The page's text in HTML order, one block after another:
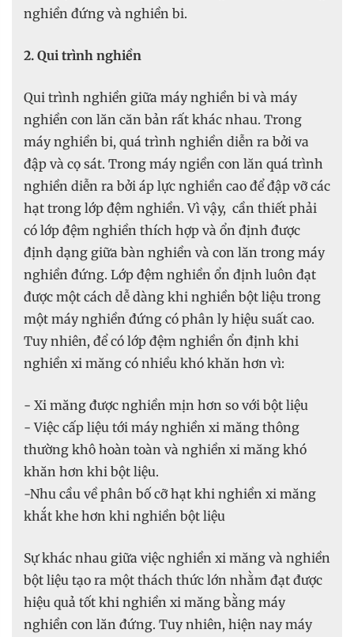
nghiền đứng và nghiền bi.
2. Qui trình nghiền
Qui trình nghiền giữa máy nghiền bi và máy
nghiền con lăn căn bản rất khác nhau. Trong
máy nghiền bi, quá trình nghiền diễn ra bởi va
đập và cọ sát. Trong máy ngiền con lăn quá trình
nghiền diễn ra bởi áp lực nghiền cao để đập vỡ các
hạt trong lớp đệm nghiền. Vì vậy, cần thiết phải
có lớp đệm nghiền thích hợp và ổn định được
định dạng giữa bàn nghiền và con lăn trong máy
nghiền đứng. Lớp đệm nghiền ổn định luôn đạt
được một cách dễ dàng khi nghiền bột liệu trong
một máy nghiền đứng có phân ly hiệu suất cao.
Tuy nhiên, để có lớp đệm nghiền ổn định khi
nghiền xi măng có nhiều khó khăn hơn vì:
- Xi măng được nghiền mịn hơn so với bột liệu
- Việc cấp liệu tới máy nghiền xi măng thông
thường khô hoàn toàn và nghiền xi măng khó
khăn hơn khi bột liệu.
-Nhu cầu về phân bố cỡ hạt khi nghiền xi măng
khắt khe hơn khi nghiền bột liệu
Sự khác nhau giữa việc nghiền xi măng và nghiền
bột liệu tạo ra một thách thức lớn nhằm đạt được
hiệu quả tốt khi nghiền xi măng bằng máy
nghiền con lăn đứng. Tuy nhiên, hiện nay máy